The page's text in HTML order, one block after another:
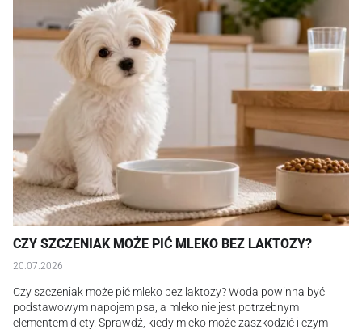
CZY SZCZENIAK MOŻE PIĆ MLEKO BEZ LAKTOZY?
20.07.2026
Czy szczeniak może pić mleko bez laktozy? Woda powinna być
podstawowym napojem psa, a mleko nie jest potrzebnym
elementem diety. Sprawdź, kiedy mleko może zaszkodzić i czym